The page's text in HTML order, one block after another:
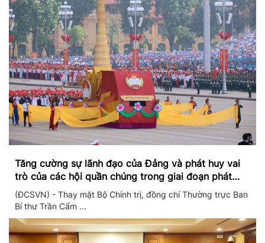
Tăng cường sự lãnh đạo của Đảng và phát huy vai
trò của các hội quần chúng trong giai đoạn phát
triển mới
(ĐCSVN) - Thay mặt Bộ Chính trị, đồng chí Thường trực Ban
Bí thư Trần Cẩm ...